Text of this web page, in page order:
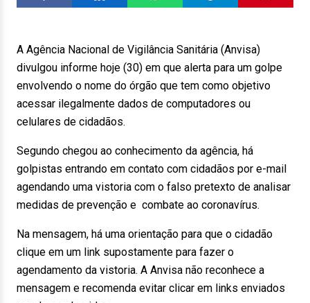
A Agência Nacional de Vigilância Sanitária (Anvisa)
divulgou informe hoje (30) em que alerta para um golpe
envolvendo o nome do órgão que tem como objetivo
acessar ilegalmente dados de computadores ou
celulares de cidadãos.
Segundo chegou ao conhecimento da agência, há
golpistas entrando em contato com cidadãos por e-mail
agendando uma vistoria com o falso pretexto de analisar
medidas de prevenção e combate ao coronavírus.
Na mensagem, há uma orientação para que o cidadão
clique em um link supostamente para fazer o
agendamento da vistoria. A Anvisa não reconhece a
mensagem e recomenda evitar clicar em links enviados